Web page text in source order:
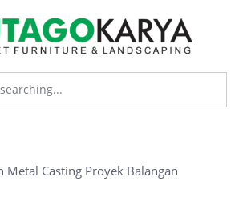
Metal Casting Proyek Balangan